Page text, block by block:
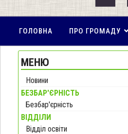
ГОЛОВНА ПРО ГРОМАДУ
МЕНЮ
Новини
БЕЗБАР'ЄРНІСТЬ
Безбар'єрність
ВІДДІЛИ
Відділ освіти